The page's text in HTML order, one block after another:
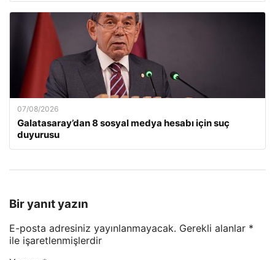
07/08/2026
Galatasaray’dan 8 sosyal medya hesabı için suç
duyurusu
Bir yanıt yazın
E-posta adresiniz yayınlanmayacak. Gerekli alanlar *
ile işaretlenmişlerdir